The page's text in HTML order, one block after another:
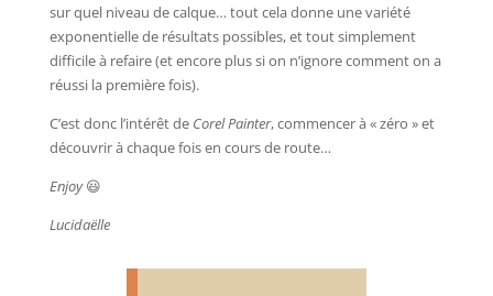
sur quel niveau de calque… tout cela donne une variété
exponentielle de résultats possibles, et tout simplement
difficile à refaire (et encore plus si on n’ignore comment on a
réussi la première fois).
C’est donc l’intérêt de Corel Painter, commencer à « zéro » et
découvrir à chaque fois en cours de route…
Enjoy😃
Lucidaëlle